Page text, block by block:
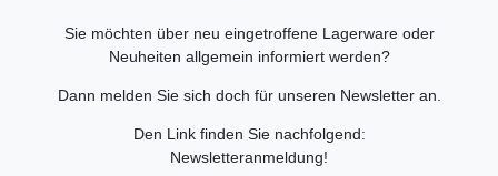
Sie möchten über neu eingetroffene Lagerware oder
Neuheiten allgemein informiert werden?
Dann melden Sie sich doch für unseren Newsletter an.
Den Link finden Sie nachfolgend:
Newsletteranmeldung!